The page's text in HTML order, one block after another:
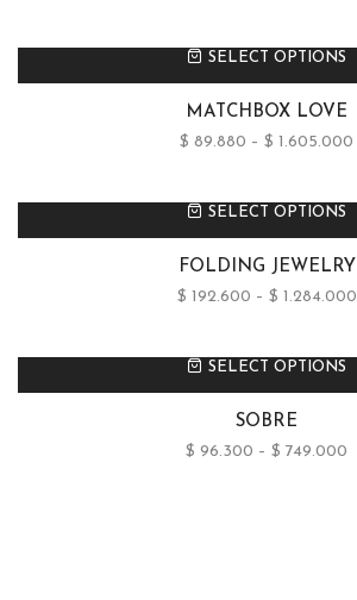
SELECT OPTIONS
MATCHBOX LOVE
$ 89.880 – $ 1.605.000
SELECT OPTIONS
FOLDING JEWELRY
$ 192.600 – $ 1.284.000
SELECT OPTIONS
SOBRE
$ 96.300 – $ 749.000